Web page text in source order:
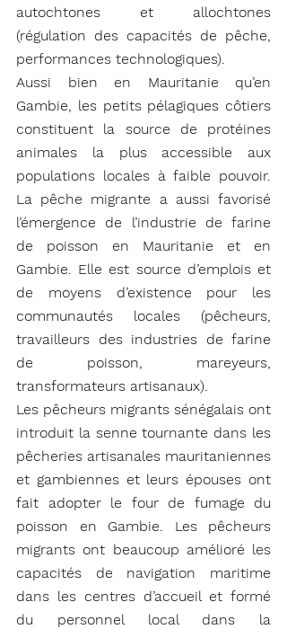
autochtones et allochtones
(régulation des capacités de pêche,
performances technologiques).
Aussi bien en Mauritanie qu’en
Gambie, les petits pélagiques côtiers
constituent la source de protéines
animales la plus accessible aux
populations locales à faible pouvoir.
La pêche migrante a aussi favorisé
l’émergence de l’industrie de farine
de poisson en Mauritanie et en
Gambie. Elle est source d’emplois et
de moyens d’existence pour les
communautés locales (pêcheurs,
travailleurs des industries de farine
de poisson, mareyeurs,
transformateurs artisanaux).
Les pêcheurs migrants sénégalais ont
introduit la senne tournante dans les
pêcheries artisanales mauritaniennes
et gambiennes et leurs épouses ont
fait adopter le four de fumage du
poisson en Gambie. Les pêcheurs
migrants ont beaucoup amélioré les
capacités de navigation maritime
dans les centres d’accueil et formé
du personnel local dans la